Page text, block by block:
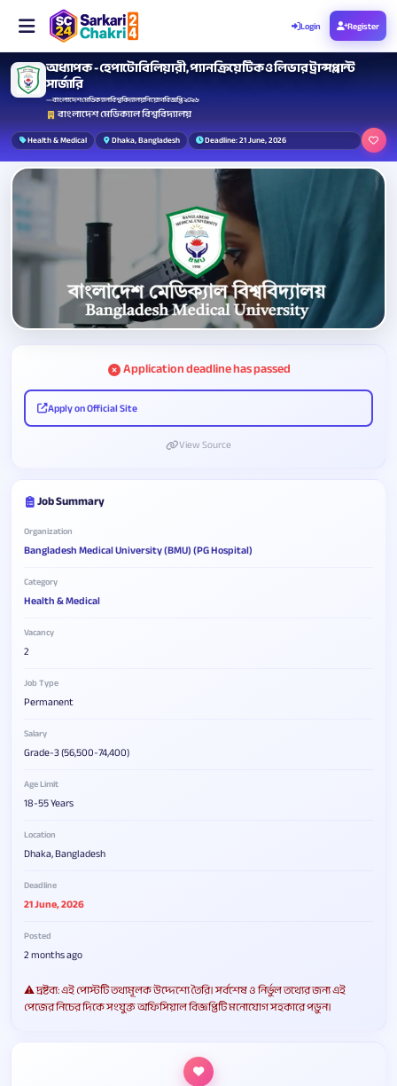
Login Register
অধ্যাপক - হেপাটোবিলিয়ারী, প্যানক্রিয়েটিক ও লিভার ট্রান্সপ্লান্ট
সার্জারি
— বাংলাদেশ মেডিক্যাল বিশ্ববিদ্যালয় নিয়োগ বিজ্ঞপ্তি ২০২৬
বাংলাদেশ মেডিক্যাল বিশ্ববিদ্যালয়
Health & Medical Dhaka, Bangladesh Deadline: 21 June, 2026
Application deadline has passed
Apply on Official Site
View Source
Job Summary
Organization
Bangladesh Medical University (BMU) (PG Hospital)
Category
Health & Medical
Vacancy
2
Job Type
Permanent
Salary
Grade-3 (56,500-74,400)
Age Limit
18-55 Years
Location
Dhaka, Bangladesh
Deadline
21 June, 2026
Posted
2 months ago
⚠️ দ্রষ্টব্য: এই পোস্টটি তথ্যমূলক উদ্দেশ্যে তৈরি। সর্বশেষ ও নির্ভুল তথ্যের জন্য এই
পেজের নিচের দিকে সংযুক্ত অফিসিয়াল বিজ্ঞপ্তিটি মনোযোগ সহকারে পড়ুন।